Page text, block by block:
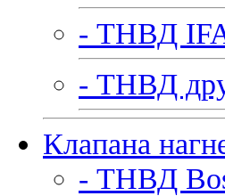
- ТНВД
- ТНВД
Клапана
- ТНВД